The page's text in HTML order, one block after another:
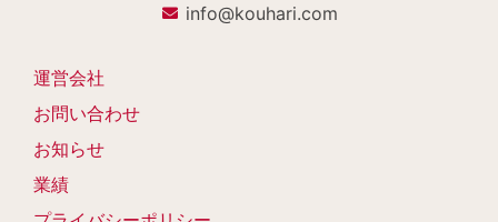
info@kouhari.com
運営会社
お問い合わせ
お知らせ
業績